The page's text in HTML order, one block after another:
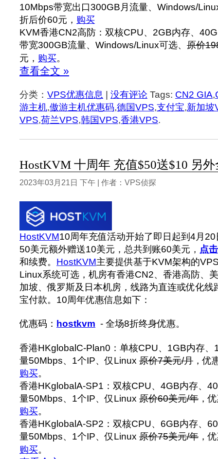
10Mbps带宽出口300GB月流量、Windows/
折后价60元， 购买
KVM香港CN2高防：双核CPU、2GB内存、
带宽300GB流量、Windows/Linux可选、 原价
元， 购买。
查看全文 »
分类： VPS优惠信息 没有评论 Tags: CN2 GIA,
游主机,傲游主机优惠码,德国VPS,支付宝,新加坡
VPS,荷兰VPS,韩国VPS,香港VPS.
HostKVM 十周年 充值$50送$10 另
2023年03月21日 下午 | 作者：VPS侦探
HostKVM10周年充值活动开始了即日起到4月20
50美元额外赠送10美元，总共到账60美元， 点
和续费。 HostKVM主要提供基于KVM架构的
Linux系统可选，机房有香港CN2、香港高防、
加坡、俄罗斯及日本机房，线路为直连或优化
宝付款。‍10周年优惠信息如下：
优惠码： hostkvm - 全场8折终身优惠。
香港HKglobalC-Plan0：单核CPU、1GB内存
量50Mbps、1个IP、仅Linux 原价7美元/月 ，优
购买。
香港HKglobalA-SP1：双核CPU、4GB内存、
量50Mbps、1个IP、仅Linux 原价60美元/年 ，
购买。
香港HKglobalA-SP2：双核CPU、6GB内存、
量50Mbps、1个IP、仅Linux 原价75美元/年 ，
购买。